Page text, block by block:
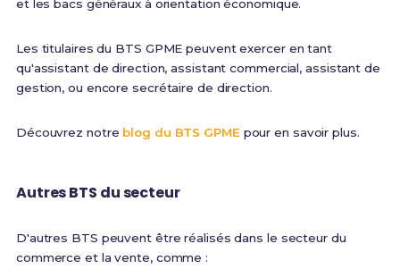
et les bacs généraux à orientation économique.
Les titulaires du BTS GPME peuvent exercer en tant
qu'assistant de direction, assistant commercial, assistant de
gestion, ou encore secrétaire de direction.
Découvrez notre blog du BTS GPME pour en savoir plus.
Autres BTS du secteur
D'autres BTS peuvent être réalisés dans le secteur du
commerce et la vente, comme :